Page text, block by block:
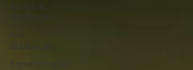
Turma de
Graduação
Pós-
Graduação
Administração